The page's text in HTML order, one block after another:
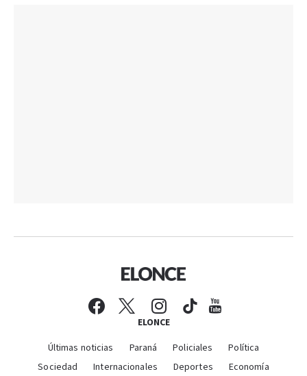
ELONCE
Últimas noticias Paraná Policiales
Política
Sociedad
Internacionales Deportes Economía